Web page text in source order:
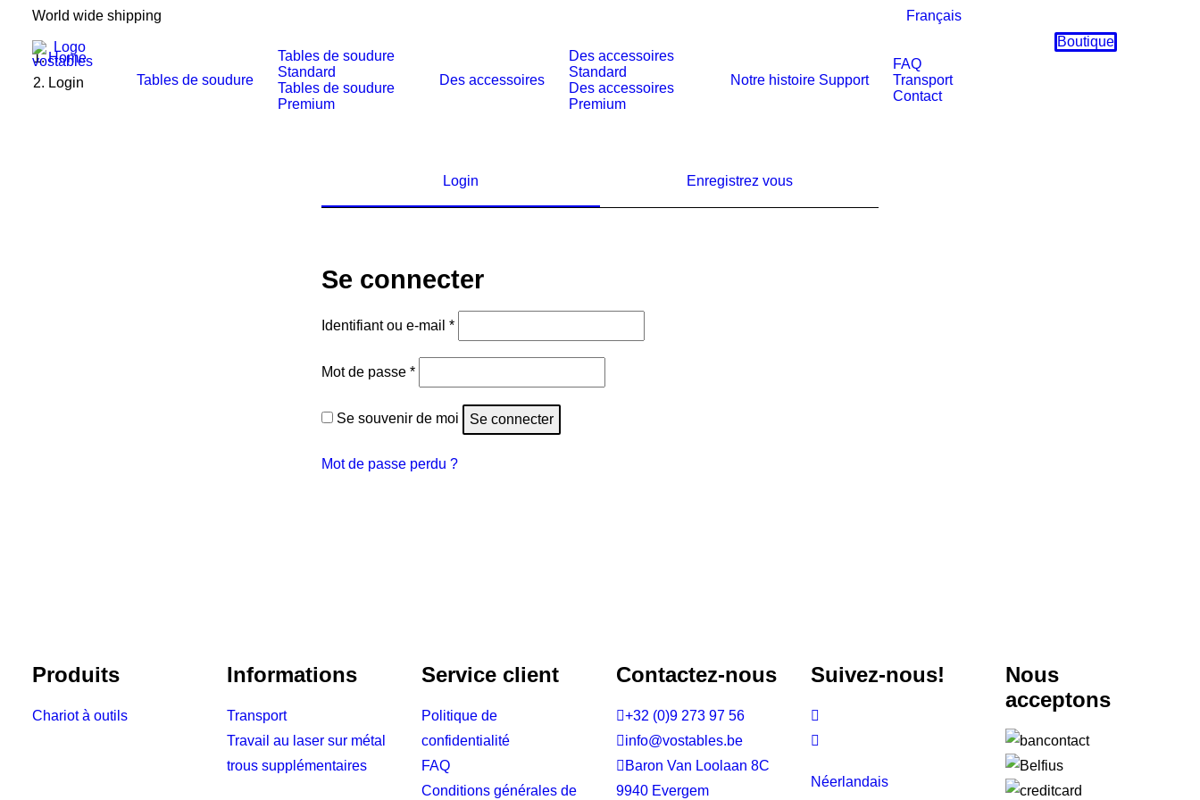
World wide shipping Français
Tables de soudure
Tables de soudure
Standard
Tables de soudure
Premium
Des accessoires
Des accessoires
Standard
Des accessoires
Premium
Notre histoire Support
FAQ
Transport
Contact
Boutique
Home
Login
Login Enregistrez vous
Se connecter
Identifiant ou e-mail *Obligatoire
Mot de passe *Obligatoire
Se souvenir de moi Se connecter
Mot de passe perdu ?
Produits
Chariot à outils
Informations
Transport
Travail au laser sur métal
trous supplémentaires
Service client
Politique de
confidentialité
FAQ
Conditions générales de
Contactez-nous
+32 (0)9 273 97 56
info@vostables.be
 Baron Van Loolaan 8C
9940 Evergem
Suivez-nous!


Néerlandais
Nous
acceptons